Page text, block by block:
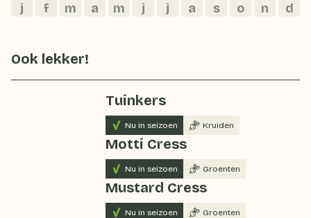
j
f m a m j j a s o n d
Ook lekker!
Tuinkers
Nu in seizoen Kruiden
Motti Cress
Nu in seizoen Groenten
Mustard Cress
Nu in seizoen Groenten